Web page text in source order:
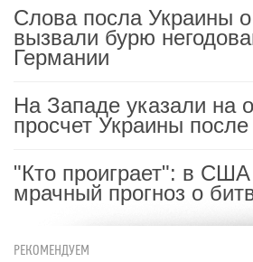
Слова посла Украины
вызвали бурю
Германии
На Западе указали на
просчет Украины
"Кто проиграет": в
мрачный прогноз о
РЕКОМЕНДУЕМ